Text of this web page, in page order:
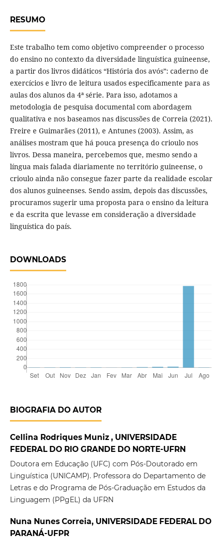
RESUMO
Este trabalho tem como objetivo compreender o processo
do ensino no contexto da diversidade linguística guineense,
a partir dos livros didáticos “História dos avós”: caderno de
exercícios e livro de leitura usados especificamente para as
aulas dos alunos da 4ª série. Para isso, adotamos a
metodologia de pesquisa documental com abordagem
qualitativa e nos baseamos nas discussões de Correia (2021).
Freire e Guimarães (2011), e Antunes (2003). Assim, as
análises mostram que há pouca presença do crioulo nos
livros. Dessa maneira, percebemos que, mesmo sendo a
língua mais falada diariamente no território guineense, o
crioulo ainda não consegue fazer parte da realidade escolar
dos alunos guineenses. Sendo assim, depois das discussões,
procuramos sugerir uma proposta para o ensino da leitura
e da escrita que levasse em consideração a diversidade
linguística do país.
DOWNLOADS
BIOGRAFIA DO AUTOR
Cellina Rodriques Muniz , UNIVERSIDADE
FEDERAL DO RIO GRANDE DO NORTE-UFRN
Doutora em Educação (UFC) com Pós-Doutorado em
Linguística (UNICAMP). Professora do Departamento de
Letras e do Programa de Pós-Graduação em Estudos da
Linguagem (PPgEL) da UFRN
Nuna Nunes Correia, UNIVERSIDADE FEDERAL DO
PARANÁ-UFPR